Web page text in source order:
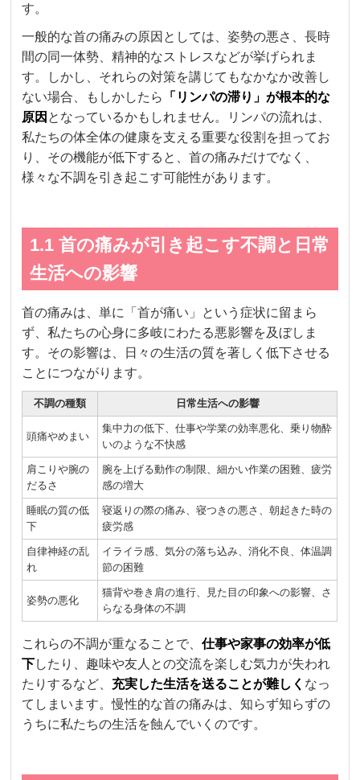
す。
一般的な首の痛みの原因としては、姿勢の悪さ、長時
間の同一体勢、精神的なストレスなどが挙げられま
す。しかし、それらの対策を講じてもなかなか改善し
ない場合、もしかしたら
「リンパの滞り」が根本的な
原因 となっているかもしれません。リンパの流れは、
私たちの体全体の健康を支える重要な役割を担ってお
り、その機能が低下すると、首の痛みだけでなく、
様々な不調を引き起こす可能性があります。
1.1 首の痛みが引き起こす不調と日常
生活への影響
首の痛みは、単に「首が痛い」という症状に留まら
ず、私たちの心身に多岐にわたる悪影響を及ぼしま
す。その影響は、日々の生活の質を著しく低下させる
ことにつながります。
不調の種類 日常生活への影響
頭痛やめまい
集中力の低下、仕事や学業の効率悪化、乗り物酔
いのような不快感
肩こりや腕の
だるさ
腕を上げる動作の制限、細かい作業の困難、疲労
感の増大
睡眠の質の低
下
寝返りの際の痛み、寝つきの悪さ、朝起きた時の
疲労感
自律神経の乱
れ
イライラ感、気分の落ち込み、消化不良、体温調
節の困難
姿勢の悪化
猫背や巻き肩の進行、見た目の印象への影響、さ
らなる身体の不調
これらの不調が重なることで、仕事や家事の効率が低
下したり、趣味や友人との交流を楽しむ気力が失われ
たりするなど、 充実した生活を送ることが難しく なっ
てしまいます。慢性的な首の痛みは、知らず知らずの
うちに私たちの生活を蝕んでいくのです。